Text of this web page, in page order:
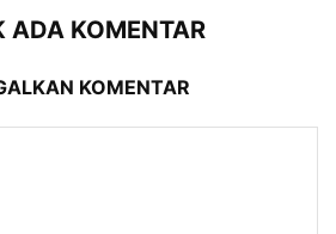
ADA KOMENTAR
KOMENTAR